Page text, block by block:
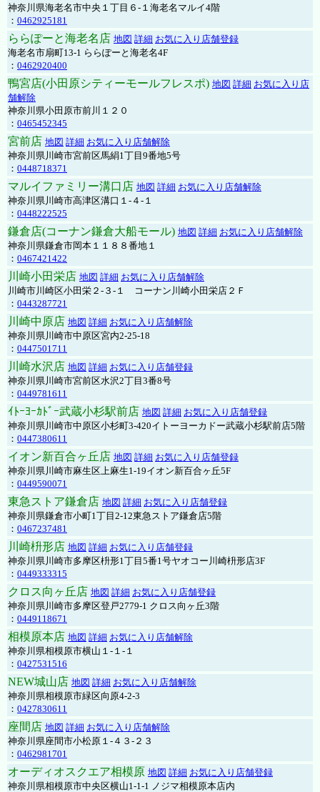
神奈川県海老名市中央１丁目６-１海老名マルイ4階
： 0462925181
ららぽーと海老名店 地図 詳細 お気に入り店舗登録
海老名市扇町13-1 ららぽーと海老名4F
： 0462920400
鴨宮店(小田原シティーモールフレスポ) 地図 詳細 お気に入り店
舗解除
神奈川県小田原市前川１２０
： 0465452345
宮前店 地図 詳細 お気に入り店舗解除
神奈川県川崎市宮前区馬絹1丁目9番地5号
： 0448718371
マルイファミリー溝口店 地図 詳細 お気に入り店舗解除
神奈川県川崎市高津区溝口１-４-１
： 0448222525
鎌倉店(コーナン鎌倉大船モール) 地図 詳細 お気に入り店舗解除
神奈川県鎌倉市岡本１１８８番地１
： 0467421422
川崎小田栄店 地図 詳細 お気に入り店舗解除
川崎市川崎区小田栄２‐３‐１ コーナン川崎小田栄店２Ｆ
： 0443287721
川崎中原店 地図 詳細 お気に入り店舗解除
神奈川県川崎市中原区宮内2-25-18
： 0447501711
川崎水沢店 地図 詳細 お気に入り店舗登録
神奈川県川崎市宮前区水沢2丁目3番8号
： 0449781611
ｲﾄｰﾖｰｶﾄﾞｰ武蔵小杉駅前店 地図 詳細 お気に入り店舗登録
神奈川県川崎市中原区小杉町3-420イトーヨーカドー武蔵小杉駅前店5階
： 0447380611
イオン新百合ヶ丘店 地図 詳細 お気に入り店舗登録
神奈川県川崎市麻生区上麻生1-19イオン新百合ヶ丘5F
： 0449590071
東急ストア鎌倉店 地図 詳細 お気に入り店舗登録
神奈川県鎌倉市小町1丁目2-12東急ストア鎌倉店5階
： 0467237481
川崎枡形店 地図 詳細 お気に入り店舗登録
神奈川県川崎市多摩区枡形1丁目5番1号ヤオコー川崎枡形店3F
： 0449333315
クロス向ヶ丘店 地図 詳細 お気に入り店舗登録
神奈川県川崎市多摩区登戸2779-1 クロス向ヶ丘3階
： 0449118671
相模原本店 地図 詳細 お気に入り店舗解除
神奈川県相模原市横山１-１-１
： 0427531516
NEW城山店 地図 詳細 お気に入り店舗解除
神奈川県相模原市緑区向原4-2-3
： 0427830611
座間店 地図 詳細 お気に入り店舗解除
神奈川県座間市小松原１-４３-２３
： 0462981701
オーディオスクエア相模原 地図 詳細 お気に入り店舗登録
神奈川県相模原市中央区横山1-1-1 ノジマ相模原本店内